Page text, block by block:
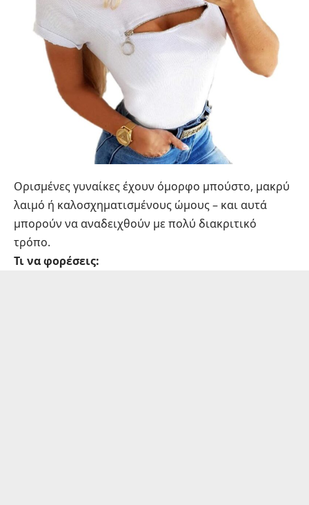
Ορισμένες γυναίκες έχουν όμορφο μπούστο, μακρύ
λαιμό ή καλοσχηματισμένους ώμους – και αυτά
μπορούν να αναδειχθούν με πολύ διακριτικό
τρόπο.
Τι να φορέσεις: